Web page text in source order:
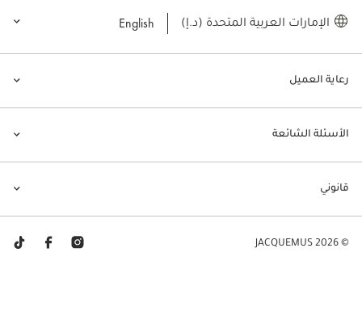
رعاية العميل
الأسئلة الشائعة
قانوني
الإمارات العربية المتحدة (د.إ) English
© JACQUEMUS 2026